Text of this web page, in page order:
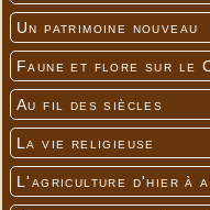
Un patrimoine nouveau
Faune et flore sur le
Au fil des siècles
La vie religieuse
L'agriculture d'hier à